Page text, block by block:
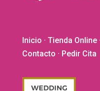
Inicio · Tienda Online·
Contacto · Pedir Cita